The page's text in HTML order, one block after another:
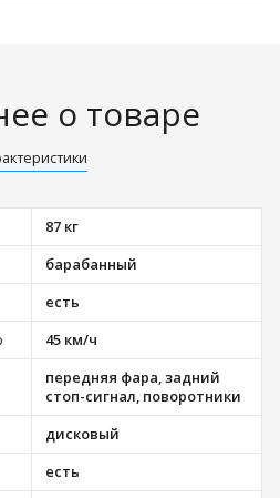
о товаре
87 кг
барабанный
есть
45 км/ч
передняя фара, задний
стоп-сигнал, поворотники
дисковый
есть